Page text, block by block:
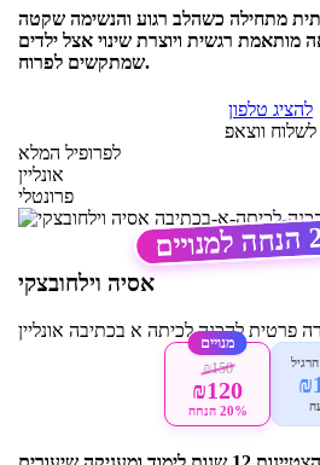
מותאמת רגשית ויוצרת שינוי אצל ילדים
שמתקשים לפרוח.
להציג טלפון
לשלוח ווצאפ
לפרופיל המלא
אונליין
פרונטלי
אסיה וילחובצקי
פרטית להכנה לכיתה א בכתיבה אונליין
מנויים
₪150
₪120
20% הנחה